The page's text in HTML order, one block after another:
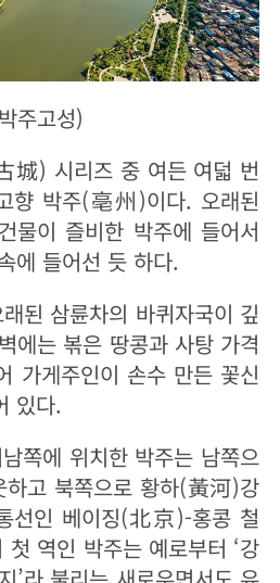
주고성)
城) 시리즈 중 여든 여덟 번
향 박주(亳州)이다. 오래된
물이 즐비한 박주에 들어서
에 들어선 듯 하다.
된 삼륜차의 바퀴자국이 깊
에는 볶은 땅콩과 사탕 가격
가게주인이 손수 만든 꽃신
있다.
쪽에 위치한 박주는 남쪽으
고 북쪽으로 황하(黃河)강
선인 베이징(北京)-홍콩 철
역인 박주는 예로부터 ‘강